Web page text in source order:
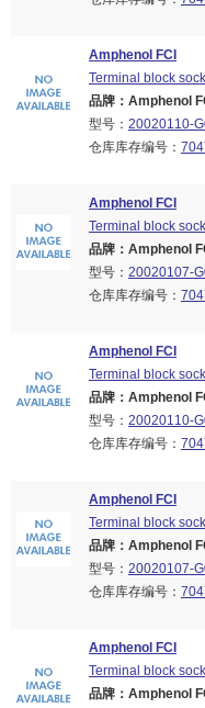
Amphenol FCI
Terminal block
品牌：Amphenol
型号： 20020110-
仓库库存编号：
Amphenol FCI
Terminal block
品牌：Amphenol
型号： 20020107-
仓库库存编号：
Amphenol FCI
Terminal block
品牌：Amphenol
型号： 20020110-
仓库库存编号：
Amphenol FCI
Terminal block
品牌：Amphenol
型号： 20020107-
仓库库存编号：
Amphenol FCI
Terminal block
品牌：Amphenol